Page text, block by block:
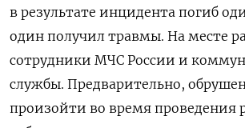
в результате инцидента погиб
один получил травмы. На месте
сотрудники МЧС России и
службы. Предварительно,
произойти во время проведения